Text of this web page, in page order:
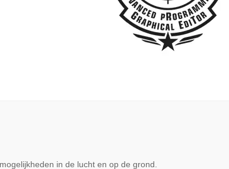
in de lucht en op de grond.